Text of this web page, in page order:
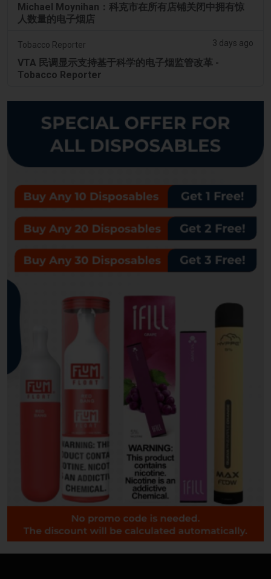
Michael Moynihan：科克市在所有店铺关闭中拥有惊
人数量的电子烟店
Tobacco Reporter 3 days ago
VTA 民调显示支持基于科学的电子烟监管改革 -
Tobacco Reporter